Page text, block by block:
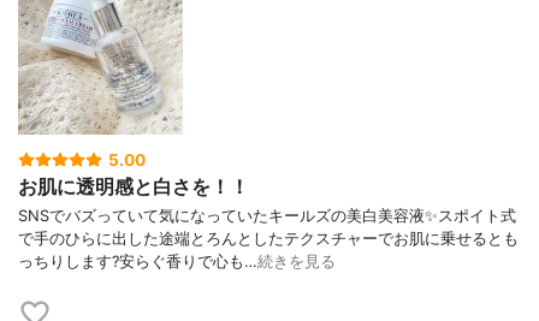
5.00
お肌に透明感と白さを！！
SNSでバズっていて気になっていたキールズの美白美容液✨スポイト式
で手のひらに出した途端とろんとしたテクスチャーでお肌に乗せるとも
っちりします?安らぐ香りで心も…続きを見る